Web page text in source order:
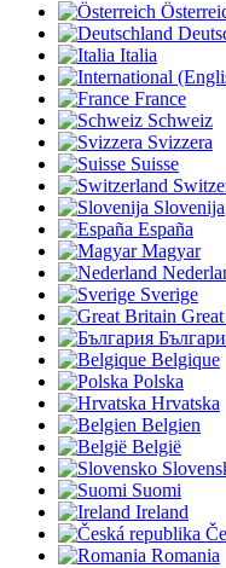
Italia
France
Schweiz
Svizzera
Suisse
Slovenija
España
Magyar
Sverige
Belgique
Polska
Hrvatska
Belgien
België
Suomi
Ireland
Romania